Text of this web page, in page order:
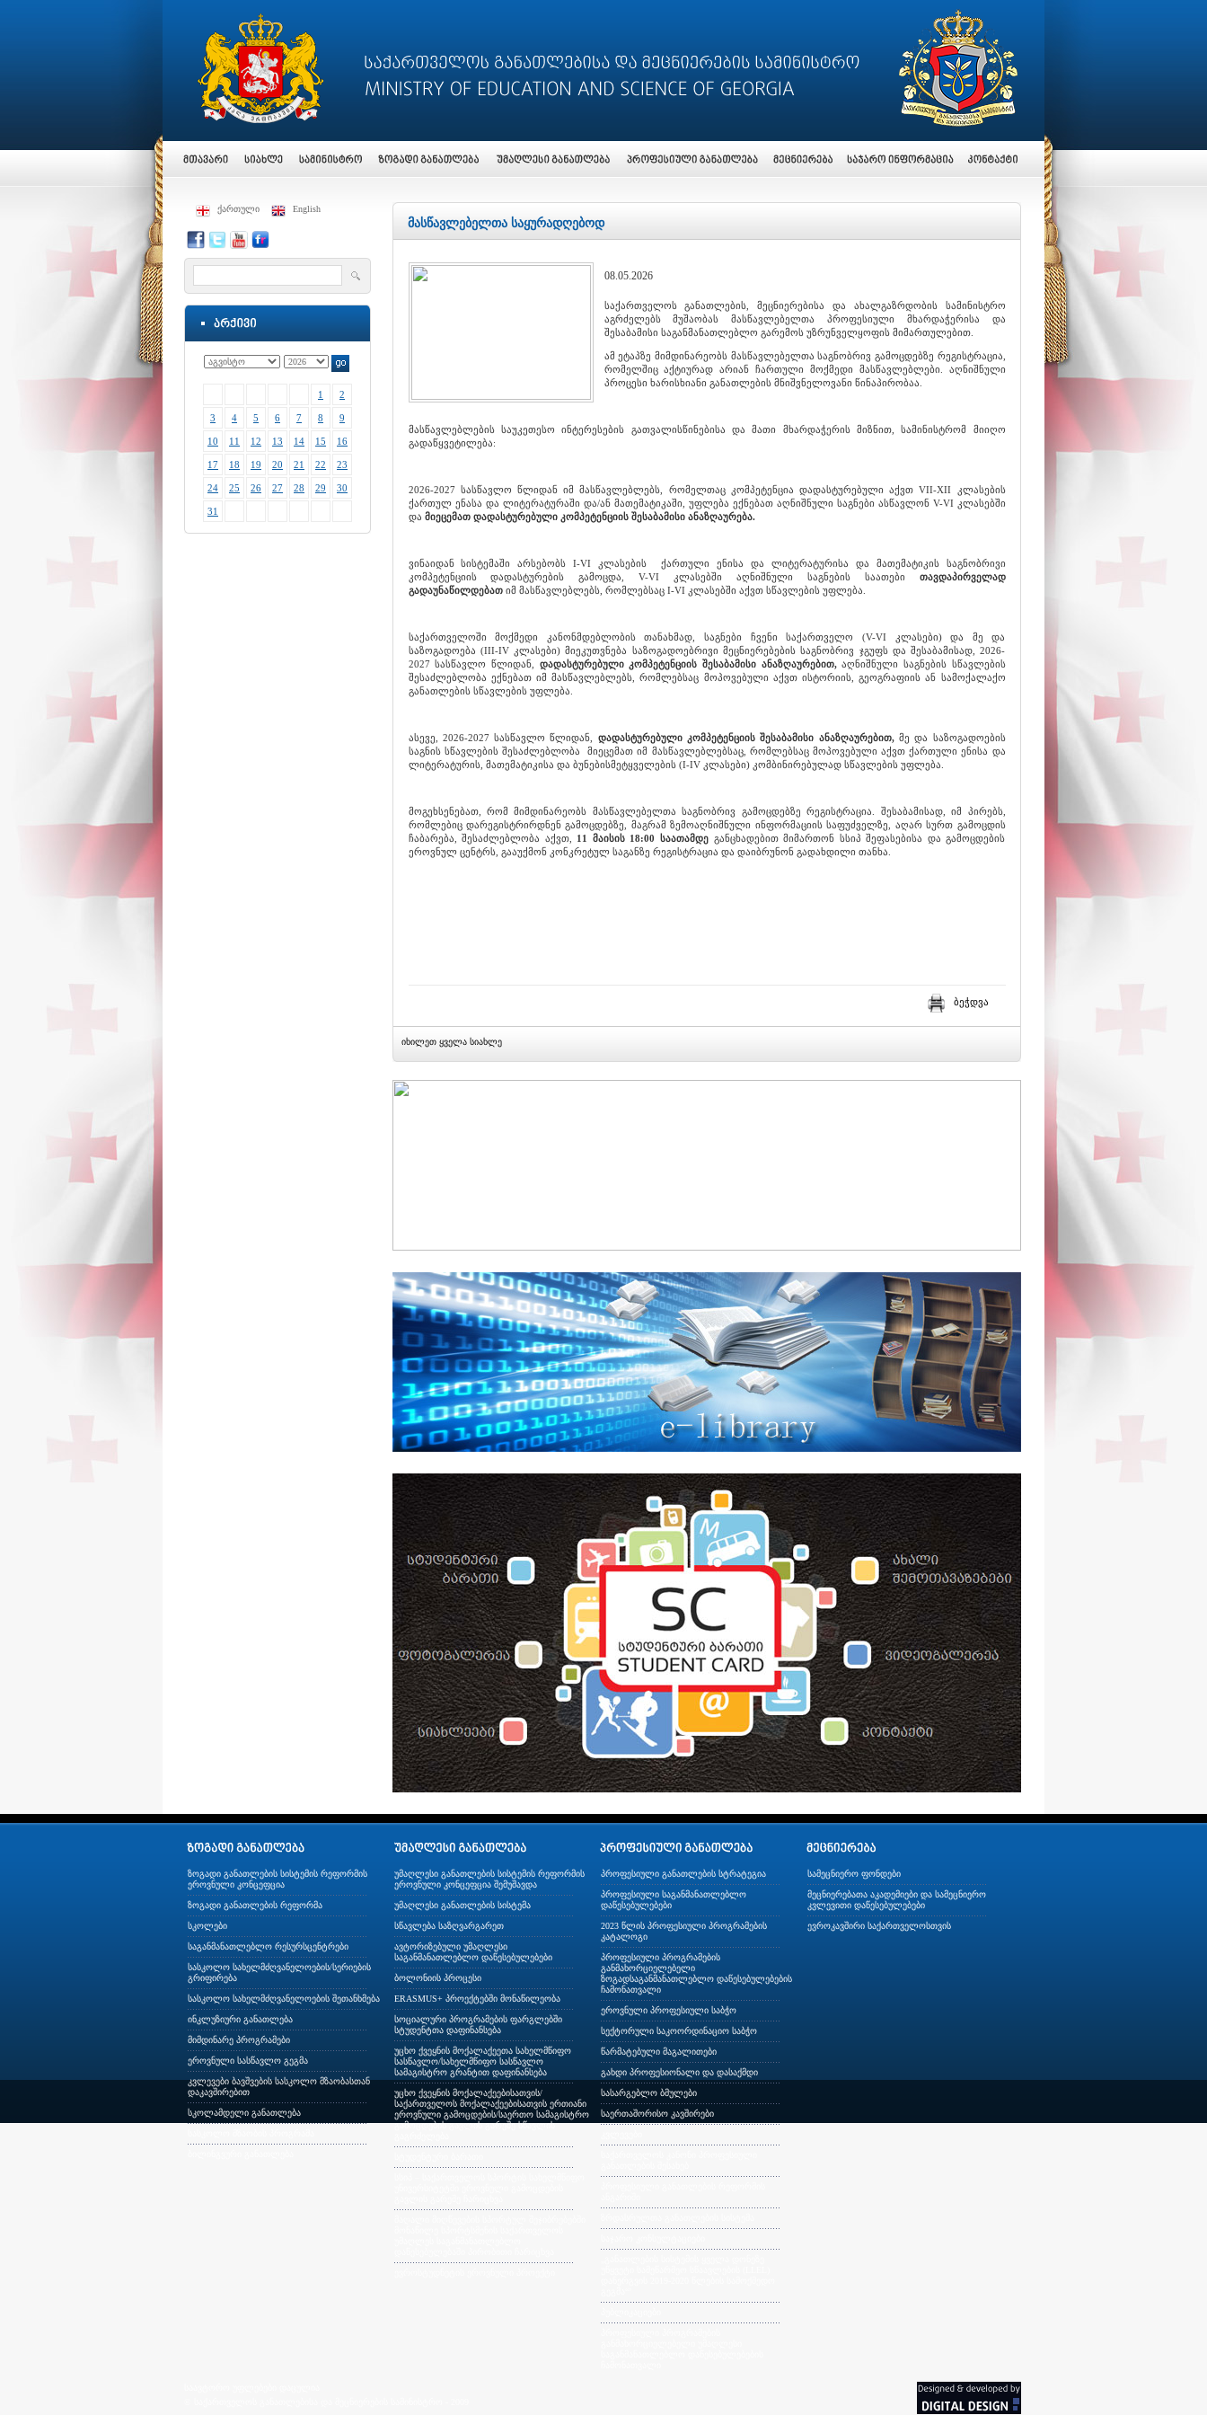
ქართული English
1 2
3 4 5 6 7 8 9
10 11 12 13 14 15 16
17 18 19 20 21 22 23
24 25 26 27 28 29 30
31
მასწავლებელთა საყურადღებოდ
08.05.2026
საქართველოს განათლების, მეცნიერებისა და ახალგაზრდობის სამინისტრო
აგრძელებს მუშაობას მასწავლებელთა პროფესიული მხარდაჭერისა და
შესაბამისი საგანმანათლებლო გარემოს უზრუნველყოფის მიმართულებით.
ამ ეტაპზე მიმდინარეობს მასწავლებელთა საგნობრივ გამოცდებზე რეგისტრაცია,
რომელშიც აქტიურად არიან ჩართული მოქმედი მასწავლებლები. აღნიშნული
პროცესი ხარისხიანი განათლების მნიშვნელოვანი წინაპირობაა.
მასწავლებლების საუკეთესო ინტერესების გათვალისწინებისა და მათი მხარდაჭერის მიზნით, სამინისტრომ მიიღო
გადაწყვეტილება:
2026-2027 სასწავლო წლიდან იმ მასწავლებლებს, რომელთაც კომპეტენცია დადასტურებული აქვთ VII-XII კლასების
ქართულ ენასა და ლიტერატურაში და/ან მათემატიკაში, უფლება ექნებათ აღნიშნული საგნები ასწავლონ V-VI კლასებში
და მიეცემათ დადასტურებული კომპეტენციის შესაბამისი ანაზღაურება.
ვინაიდან სისტემაში არსებობს I-VI კლასების ქართული ენისა და ლიტერატურისა და მათემატიკის საგნობრივი
კომპეტენციის დადასტურების გამოცდა, V-VI კლასებში აღნიშნული საგნების საათები თავდაპირველად
გადაუნაწილდებათიმ მასწავლებლებს, რომლებსაც I-VI კლასებში აქვთ სწავლების უფლება.
საქართველოში მოქმედი კანონმდებლობის თანახმად, საგნები ჩვენი საქართველო (V-VI კლასები) და მე და
საზოგადოება (III-IV კლასები) მიეკუთვნება საზოგადოებრივი მეცნიერებების საგნობრივ ჯგუფს და შესაბამისად, 2026-
2027 სასწავლო წლიდან, დადასტურებული კომპეტენციის შესაბამისი ანაზღაურებით,აღნიშნული საგნების სწავლების
შესაძლებლობა ექნებათ იმ მასწავლებლებს, რომლებსაც მოპოვებული აქვთ ისტორიის, გეოგრაფიის ან სამოქალაქო
განათლების სწავლების უფლება.
ასევე, 2026-2027 სასწავლო წლიდან, დადასტურებული კომპეტენციის შესაბამისი ანაზღაურებით, მე და საზოგადოების
საგნის სწავლების შესაძლებლობა მიეცემათ იმ მასწავლებლებსაც, რომლებსაც მოპოვებული აქვთ ქართული ენისა და
ლიტერატურის, მათემატიკისა და ბუნებისმეტყველების (I-IV კლასები) კომბინირებულად სწავლების უფლება.
მოგეხსენებათ, რომ მიმდინარეობს მასწავლებელთა საგნობრივ გამოცდებზე რეგისტრაცია. შესაბამისად, იმ პირებს,
რომლებიც დარეგისტრირდნენ გამოცდებზე, მაგრამ ზემოაღნიშნული ინფორმაციის საფუძველზე, აღარ სურთ გამოცდის
ჩაბარება, შესაძლებლობა აქვთ, 11 მაისის 18:00 საათამდე განცხადებით მიმართონ სსიპ შეფასებისა და გამოცდების
ეროვნულ ცენტრს, გააუქმონ კონკრეტულ საგანზე რეგისტრაცია და დაიბრუნონ გადახდილი თანხა.
ბეჭდვა
იხილეთ ყველა სიახლე
ზოგადი განათლების სისტემის რეფორმის
ეროვნული კონცეფცია
ზოგადი განათლების რეფორმა
სკოლები
საგანმანათლებლო რესურსცენტრები
სასკოლო სახელმძღვანელოების/სერიების
გრიფირება
სასკოლო სახელმძღვანელოების შეთანხმება
ინკლუზიური განათლება
მიმდინარე პროგრამები
ეროვნული სასწავლო გეგმა
კვლევები ბავშვების სასკოლო მზაობასთან
დაკავშირებით
სკოლამდელი განათლება
უმაღლესი განათლების სისტემის რეფორმის
ეროვნული კონცეფცია შემუშავდა
უმაღლესი განათლების სისტემა
სწავლება საზღვარგარეთ
ავტორიზებული უმაღლესი
საგანმანათლებლო დაწესებულებები
ბოლონიის პროცესი
ERASMUS+ პროექტებში მონაწილეობა
სოციალური პროგრამების ფარგლებში
სტუდენტთა დაფინანსება
უცხო ქვეყნის მოქალაქეეთა სახელმწიფო
სასწავლო/სახელმწიფო სასწავლო
სამაგისტრო გრანტით დაფინანსება
უცხო ქვეყნის მოქალაქეებისათვის/
საქართველოს მოქალაქეებისათვის ერთიანი
ეროვნული გამოცდების/საერთო სამაგისტრო
გამოცდების გავლის გარეშე სწავლის
პროფესიული განათლების სტრატეგია
პროფესიული საგანმანათლებლო
დაწესებულებები
2023 წლის პროფესიული პროგრამების
კატალოგი
პროფესიული პროგრამების
განმახორციელებელი
ზოგადსაგანმანათლებლო დაწესებულებების
ჩამონათვალი
ეროვნული პროფესიული საბჭო
სექტორული საკოორდინაციო საბჭო
წარმატებული მაგალითები
გახდი პროფესიონალი და დასაქმდი
სასარგებლო ბმულები
საერთაშორისო კავშირები
სამეცნიერო ფონდები
მეცნიერებათა აკადემიები და სამეცნიერო
კვლევითი დაწესებულებები
ევროკავშირი საქართველოსთვის